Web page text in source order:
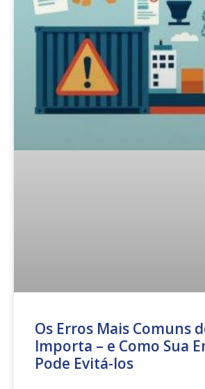
Os Erros Mais Comuns
Importa – e Como Sua
Pode Evitá-los